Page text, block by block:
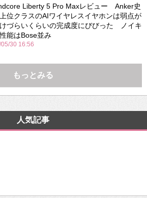
Liberty 5 Pro Maxレビュー Anker史
位クラスのAIワイヤレスイヤホンは弱点が
づらいくらいの完成度にびびった ノイキ
能はBose並み
30 16:56
もっとみる
人気記事